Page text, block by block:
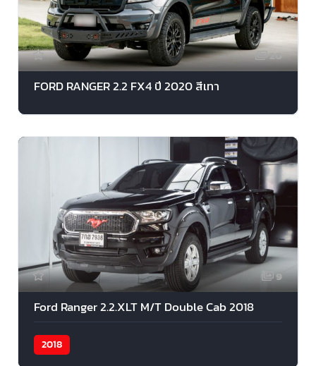
20
FORD RANGER 2.2 FX4 ปี 2020 สีเทา
9
Ford Ranger 2.2.XLT M/T Double Cab 2018
2018